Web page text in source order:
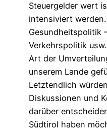
Steuergelder wert
intensiviert
Gesundheitspolitik
Verkehrspolitik
Art der
unserem Lande
Letztendlich
Diskussionen und
darüber
Südtirol haben